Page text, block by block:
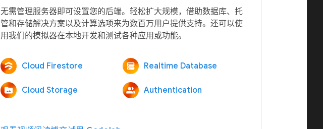
无需管理服务器即可设置您的后端。轻松扩大规模，借助数据库、托
管和存储解决方案以及计算选项来为数百万用户提供支持。还可以使
Cloud Firestore Realtime Database
Cloud Storage Authentication